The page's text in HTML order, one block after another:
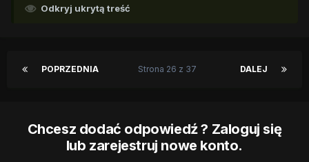
Odkryj ukrytą treść
POPRZEDNIA DALEJ
Strona 26 z 37
Chcesz dodać odpowiedź ? Zaloguj się
lub zarejestruj nowe konto.